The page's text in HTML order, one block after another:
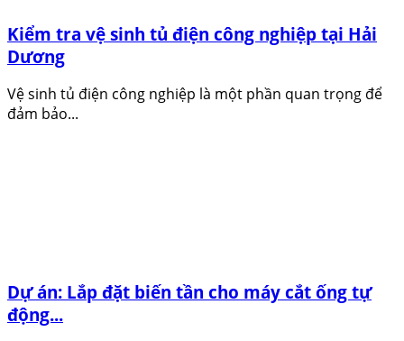
Kiểm tra vệ sinh tủ điện công nghiệp tại Hải
Dương
Vệ sinh tủ điện công nghiệp là một phần quan trọng để
đảm bảo...
Dự án: Lắp đặt biến tần cho máy cắt ống tự
động...